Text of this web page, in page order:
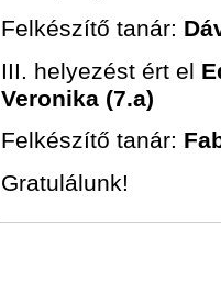
Felkészítő tanár:
III. helyezést ért el
Veronika (7.a)
Felkészítő tanár:
Gratulálunk!